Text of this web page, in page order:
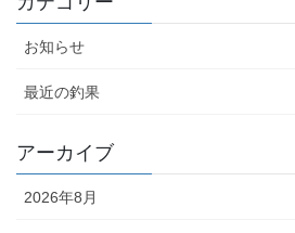
お知らせ
最近の釣果
アーカイブ
2026年8月